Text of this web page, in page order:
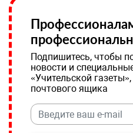
Подпишитесь, чтобы
новости и
«Учительской
почтового ящика